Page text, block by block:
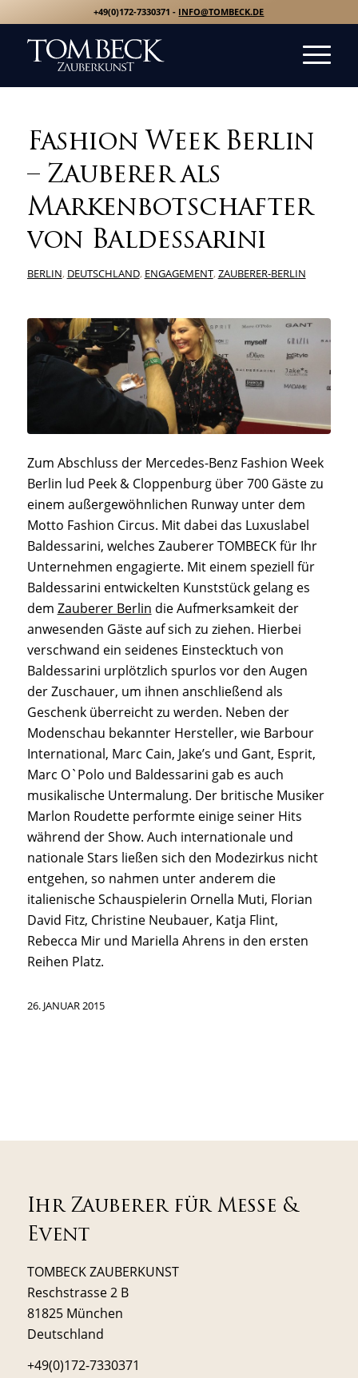
+49(0)172-7330371 - INFO@TOMBECK.DE
Fashion Week Berlin
– Zauberer als
Markenbotschafter
von Baldessarini
BERLIN, DEUTSCHLAND, ENGAGEMENT,ZAUBERER-BERLIN
Zum Abschluss der Mercedes-Benz Fashion Week
Berlin lud Peek & Cloppenburg über 700 Gäste zu
einem außergewöhnlichen Runway unter dem
Motto Fashion Circus. Mit dabei das Luxuslabel
Baldessarini, welches Zauberer TOMBECK für Ihr
Unternehmen engagierte. Mit einem speziell für
Baldessarini entwickelten Kunststück gelang es
dem Zauberer Berlin die Aufmerksamkeit der
anwesenden Gäste auf sich zu ziehen. Hierbei
verschwand ein seidenes Einstecktuch von
Baldessarini urplötzlich spurlos vor den Augen
der Zuschauer, um ihnen anschließend als
Geschenk überreicht zu werden. Neben der
Modenschau bekannter Hersteller, wie Barbour
International, Marc Cain, Jake’s und Gant, Esprit,
Marc O`Polo und Baldessarini gab es auch
musikalische Untermalung. Der britische Musiker
Marlon Roudette performte einige seiner Hits
während der Show. Auch internationale und
nationale Stars ließen sich den Modezirkus nicht
entgehen, so nahmen unter anderem die
italienische Schauspielerin Ornella Muti, Florian
David Fitz, Christine Neubauer, Katja Flint,
Rebecca Mir und Mariella Ahrens in den ersten
Reihen Platz.
26. JANUAR 2015
Ihr Zauberer für Messe &
Event
TOMBECK ZAUBERKUNST
Reschstrasse 2 B
81825 München
Deutschland
+49(0)172-7330371